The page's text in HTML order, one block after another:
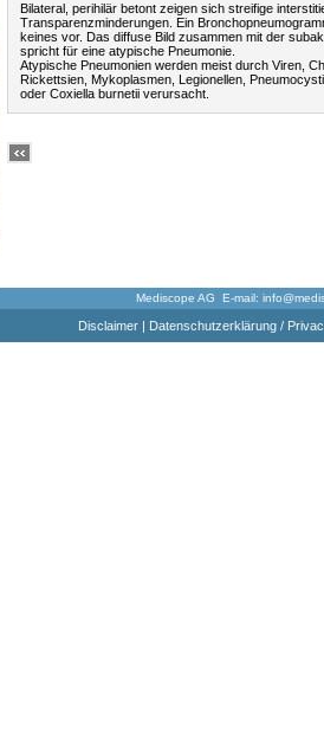
Bilateral, perihilär betont zeigen sich streifige
Transparenzminderungen. Ein
keines vor. Das diffuse Bild zusammen mit der
spricht für eine atypische Pneumonie.
Atypische Pneumonien werden meist durch Viren,
Rickettsien, Mykoplasmen, Legionellen,
oder Coxiella burnetii verursacht.
Mediscope AG E-mail:
Disclaimer| Datenschutzerklärung /